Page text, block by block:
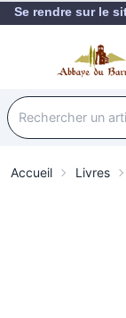
Se rendre sur le
Accueil Livres